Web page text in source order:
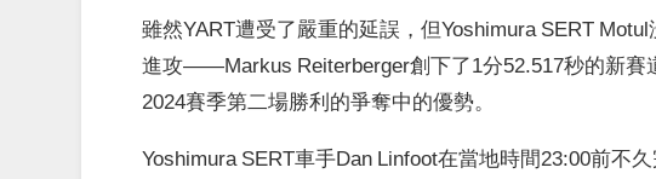
雖然YART遭受了嚴重的延誤，但Yoshimura SERT
進攻——Markus Reiterberger創下了1分52.517秒的新
2024賽季第二場勝利的爭奪中的優勢。
Yoshimura SERT車手Dan Linfoot在當地時間23:00前不